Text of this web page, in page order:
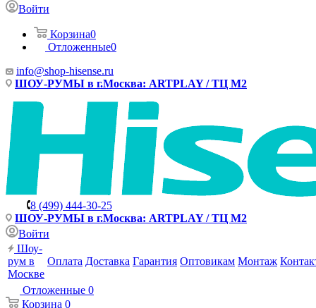
Войти
Корзина0
Отложенные0
info@shop-hisense.ru
ШОУ-РУМЫ в г.Москва: ARTPLAY / ТЦ М2
8 (499) 444-30-25
ШОУ-РУМЫ в г.Москва: ARTPLAY / ТЦ М2
Войти
Шоу-
рум в
Москве
Оплата Доставка Гарантия Оптовикам Монтаж
Отложенные 0
Корзина 0